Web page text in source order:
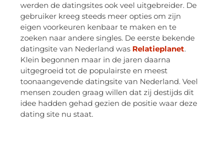
werden de datingsites ook veel uitgebreider. De
gebruiker kreeg steeds meer opties om zijn
eigen voorkeuren kenbaar te maken en te
zoeken naar andere singles. De eerste bekende
datingsite van Nederland was Relatieplanet.
Klein begonnen maar in de jaren daarna
uitgegroeid tot de populairste en meest
toonaangevende datingsite van Nederland. Veel
mensen zouden graag willen dat zij destijds dit
idee hadden gehad gezien de positie waar deze
dating site nu staat.